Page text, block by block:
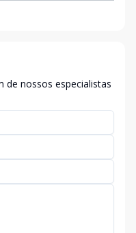
de nossos especialistas